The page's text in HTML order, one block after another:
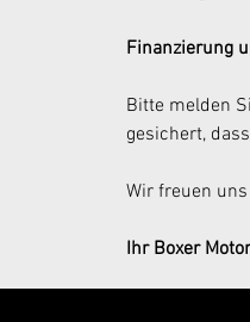
Finanzierung
Bitte melden
gesichert,
Wir freuen
Ihr Boxer